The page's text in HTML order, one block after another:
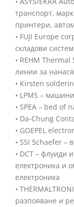
транспорт,
принтери,
• FUJI Europe
складови
• REHM
линии за
• Kirsten
• LPMS –
• SPEA – bed of
• Da-Chung
• GOEPEL
• SSI Schaefer –
• DCT – флуиди
електроника и
електроника
•
разпояване и